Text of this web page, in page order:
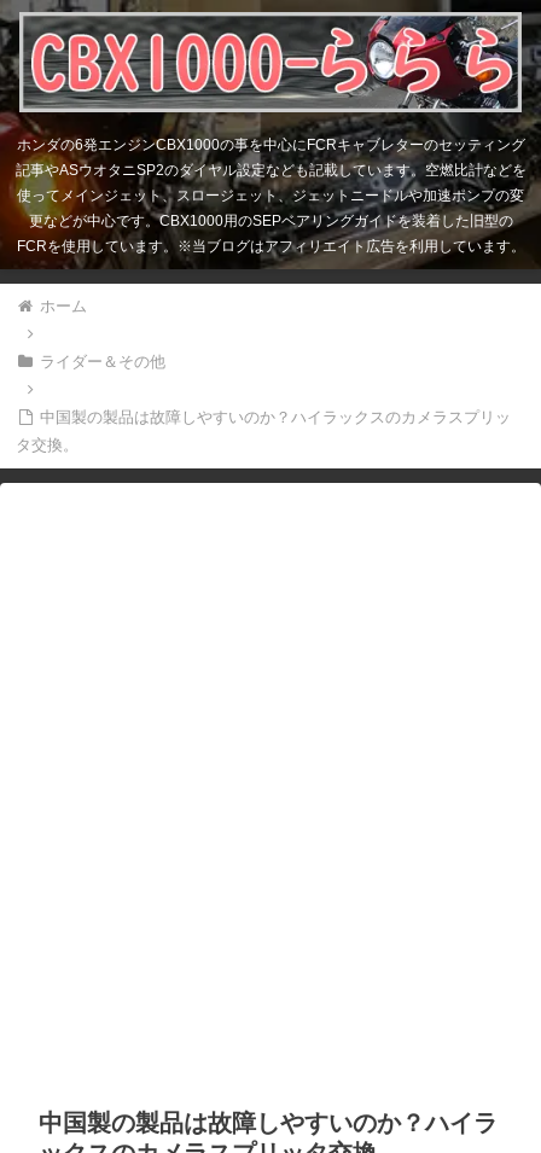
ホンダの6発エンジンCBX1000の事を中心にFCRキャブレターのセッティング
記事やASウオタニSP2のダイヤル設定なども記載しています。空燃比計などを
使ってメインジェット、スロージェット、ジェットニードルや加速ポンプの変
更などが中心です。CBX1000用のSEPベアリングガイドを装着した旧型の
FCRを使用しています。※当ブログはアフィリエイト広告を利用しています。
ホーム
ライダー＆その他
中国製の製品は故障しやすいのか？ハイラックスのカメラスプリッ
タ交換。
中国製の製品は故障しやすいのか？ハイラ